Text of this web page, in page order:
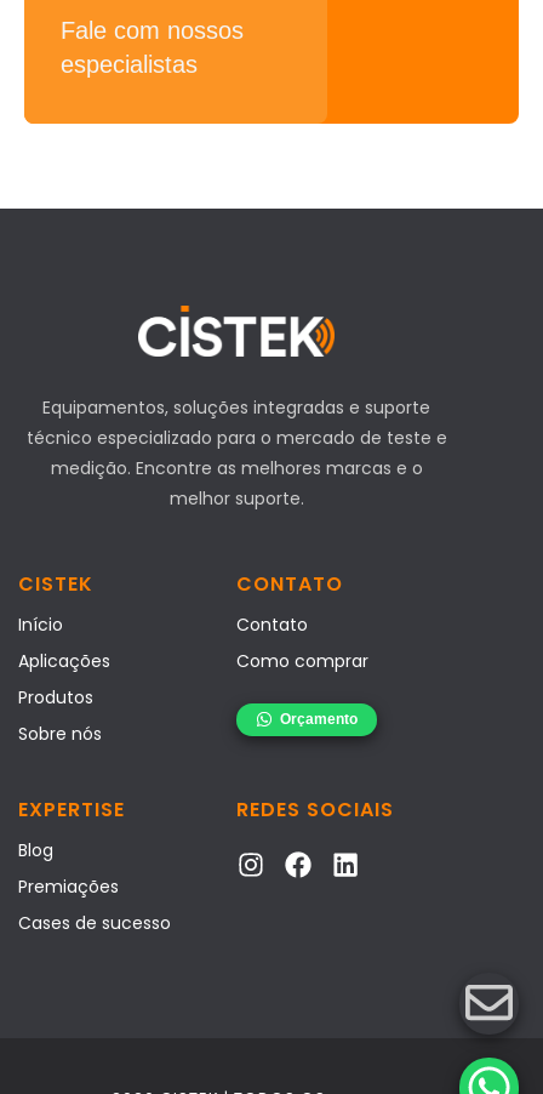
Equipamentos, soluções integradas e suporte
técnico especializado para o mercado de teste e
medição. Encontre as melhores marcas e o
melhor suporte.
CISTEK
Início
Aplicações
Produtos
Sobre nós
CONTATO
Contato
Como comprar
EXPERTISE
Blog
Premiações
Cases de sucesso
REDES SOCIAIS